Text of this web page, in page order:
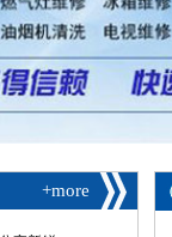
+more